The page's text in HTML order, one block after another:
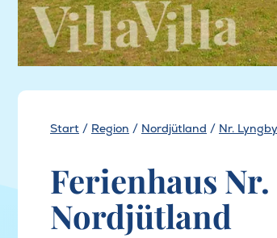
Start / Region / Nordjütland / Nr. Lyngby
Ferienhaus Nr.
Nordjütland